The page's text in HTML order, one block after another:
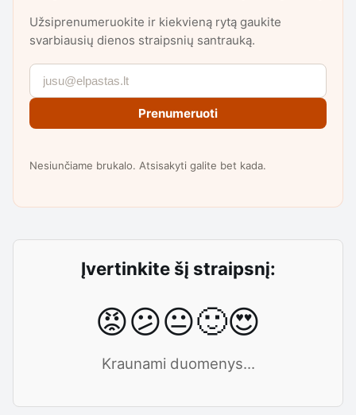
Užsiprenumeruokite ir kiekvieną rytą gaukite
svarbiausių dienos straipsnių santrauką.
Prenumeruoti
Nesiunčiame brukalo. Atsisakyti galite bet kada.
Įvertinkite šį straipsnį:
😡😕😐🙂😍
Kraunami duomenys...